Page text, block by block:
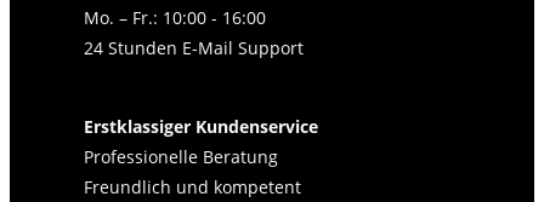
Mo. – Fr.: 10:00 - 16:00
24 Stunden E-Mail Support
Erstklassiger Kundenservice
Professionelle Beratung
Freundlich und kompetent